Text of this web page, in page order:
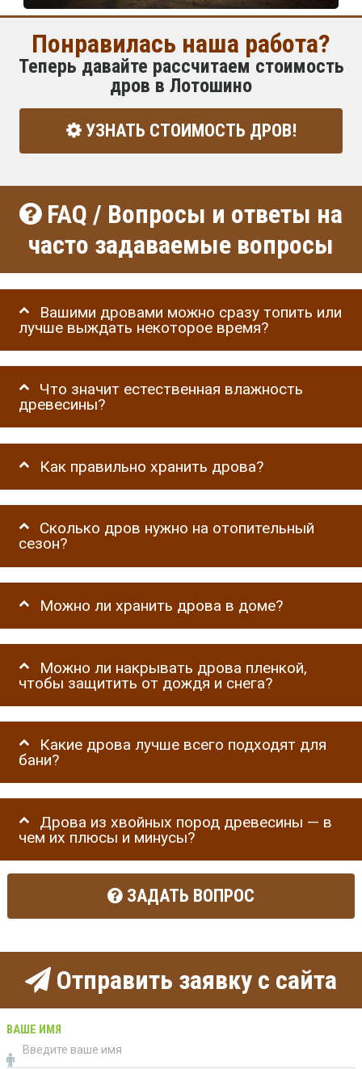
Понравилась наша работа?
Теперь давайте рассчитаем стоимость
дров в Лотошино
УЗНАТЬ СТОИМОСТЬ ДРОВ!
FAQ / Вопросы и ответы на
часто задаваемые вопросы
Вашими дровами можно сразу топить или
лучше выждать некоторое время?
Что значит естественная влажность
древесины?
Как правильно хранить дрова?
Сколько дров нужно на отопительный
сезон?
Можно ли хранить дрова в доме?
Можно ли накрывать дрова пленкой,
чтобы защитить от дождя и снега?
Какие дрова лучше всего подходят для
бани?
Дрова из хвойных пород древесины — в
чем их плюсы и минусы?
ЗАДАТЬ ВОПРОС
Отправить заявку с сайта
ВАШЕ ИМЯ